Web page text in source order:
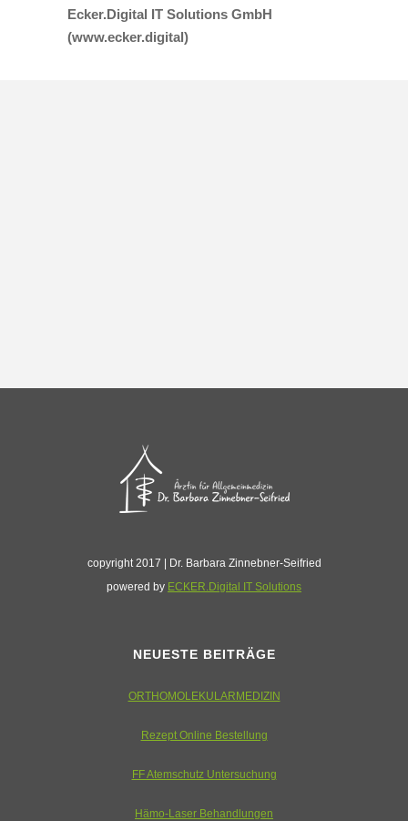
Ecker.Digital IT Solutions GmbH
(www.ecker.digital)
copyright 2017 | Dr. Barbara Zinnebner-Seifried
powered by ECKER.Digital IT Solutions
NEUESTE BEITRÄGE
ORTHOMOLEKULARMEDIZIN
Rezept Online Bestellung
FF Atemschutz Untersuchung
Hämo-Laser Behandlungen